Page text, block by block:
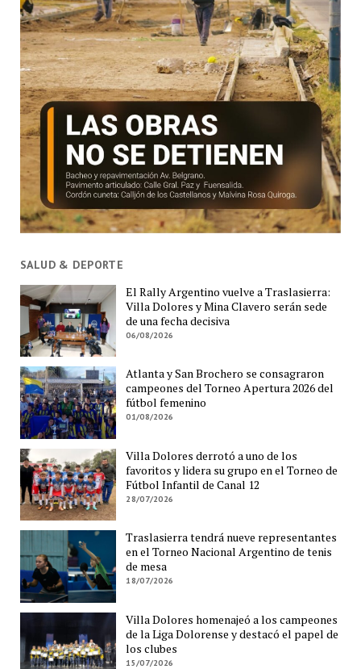
SALUD & DEPORTE
El Rally Argentino vuelve a Traslasierra:
Villa Dolores y Mina Clavero serán sede
de una fecha decisiva
06/08/2026
Atlanta y San Brochero se consagraron
campeones del Torneo Apertura 2026 del
fútbol femenino
01/08/2026
Villa Dolores derrotó a uno de los
favoritos y lidera su grupo en el Torneo de
Fútbol Infantil de Canal 12
28/07/2026
Traslasierra tendrá nueve representantes
en el Torneo Nacional Argentino de tenis
de mesa
18/07/2026
Villa Dolores homenajeó a los campeones
de la Liga Dolorense y destacó el papel de
los clubes
15/07/2026